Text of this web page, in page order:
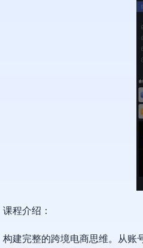
课程介绍：
构建完整的跨境电商思维。从